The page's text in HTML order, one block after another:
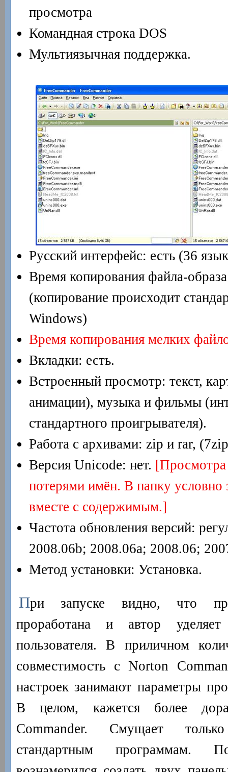
просмотра
Командная строка DOS
Мультиязычная поддержка.
Русский интерфейс: есть (36
Время копирования файла-
(копирование происходит
Windows)
Время копирования мелких
Вкладки: есть.
Встроенный просмотр: текст,
анимации), музыка и фильмы
стандартного проигрывателя).
Работа с архивами: zip и rar,
Версия Unicode: нет. [Просмотра
потерями имён. В папку условно
вместе с содержимым.]
Частота обновления версий:
2008.06b; 2008.06a; 2008.06;
Метод установки: Установка.
При запуске видно, что
проработана и автор
пользователя. В приличном
совместимость с Norton
настроек занимают параметры
В целом, кажется более
Commander. Смущает
стандартным программам.